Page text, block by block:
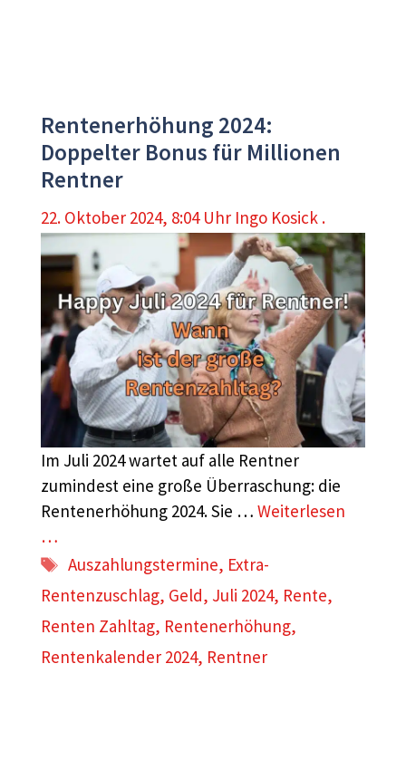
Rentenerhöhung 2024:
Doppelter Bonus für Millionen
Rentner
22. Oktober 2024, 8:04 Uhr Ingo Kosick .
Im Juli 2024 wartet auf alle Rentner
zumindest eine große Überraschung: die
Rentenerhöhung 2024. Sie … Weiterlesen
…
Schlagwörter
Auszahlungstermine, Extra-
Rentenzuschlag, Geld, Juli 2024, Rente,
Renten Zahltag, Rentenerhöhung,
Rentenkalender 2024, Rentner